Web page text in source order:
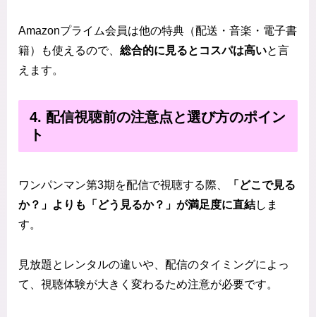
Amazonプライム会員は他の特典（配送・音楽・電子書
籍）も使えるので、 総合的に見るとコスパは高いと言
えます。
4. 配信視聴前の注意点と選び方のポイン
ト
ワンパンマン第3期を配信で視聴する際、
「どこで見る
か？」よりも「どう見るか？」が満足度に直結しま
す。
見放題とレンタルの違いや、配信のタイミングによっ
て、視聴体験が大きく変わるため注意が必要です。